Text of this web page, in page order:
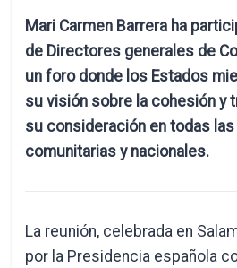
Mari Carmen Barrera ha
de Directores generales de
un foro donde los Estados
su visión sobre la cohesión y
su consideración en todas
comunitarias y nacionales.
La reunión, celebrada en
por la Presidencia española